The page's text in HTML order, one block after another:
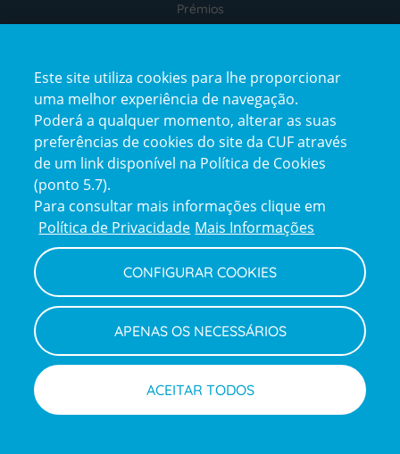
Prémios
Reclamações
e
elogios
Policy
Política de Privacidade e Cookies
Termos e Condições
Declaração de Acessibilidade
Canal de Denúncias
Informações legais
Este site utiliza cookies para lhe proporcionar
uma melhor experiência de navegação.
Poderá a qualquer momento, alterar as suas
preferências de cookies do site da CUF através
de um link disponível na Política de Cookies
(ponto 5.7).
Para consultar mais informações clique em
Política de Privacidade Mais Informações
CONFIGURAR COOKIES
APENAS OS NECESSÁRIOS
ACEITAR TODOS